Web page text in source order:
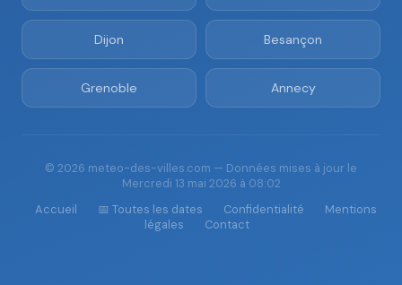
Dijon Besançon
Grenoble Annecy
© 2026 meteo-des-villes.com — Données mises à jour le
Mercredi 13 mai 2026 à 08:02
Accueil
📅 Toutes les dates Confidentialité
Mentions
légales
Contact